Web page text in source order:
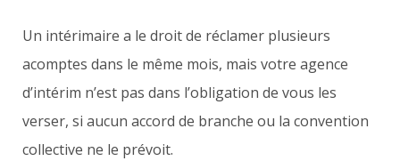
Un intérimaire a le droit de réclamer plusieurs
acomptes dans le même mois, mais votre agence
d’intérim n’est pas dans l’obligation de vous les
verser, si aucun accord de branche ou la convention
collective ne le prévoit.